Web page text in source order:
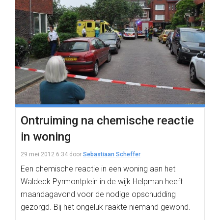
Ontruiming na chemische reactie
in woning
29 mei 2012 6:34 door Sebastiaan Scheffer
Een chemische reactie in een woning aan het
Waldeck Pyrmontplein in de wijk Helpman heeft
maandagavond voor de nodige opschudding
gezorgd. Bij het ongeluk raakte niemand gewond.